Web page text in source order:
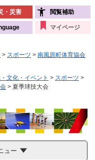
本文へ
・災害 閲覧補助
マイページ
> スポーツ > 南風原町体育協会
文化・イベント > スポーツ >
> 夏季球技大会
ュー